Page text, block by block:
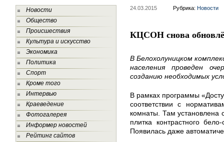
Новости
Общество
Происшествия
Культура и искусство
Экономика
Политика
Спорт
Кроме того
Интервью
Краеведение
Фотогалерея
Информер новостей
Рейтинг сайтов
24.03.2015 Рубрика: Новости
КЦСОН снова
В Белохолуницком
населения проведен
созданию необходимых
В рамках программы
соответствии с
комнаты. Там установлена
плитка контрастного
Появилась даже